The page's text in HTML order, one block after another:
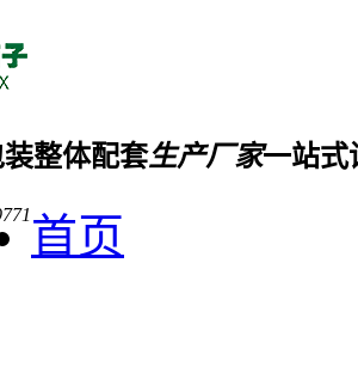
整体配套生产厂家一站式
首页